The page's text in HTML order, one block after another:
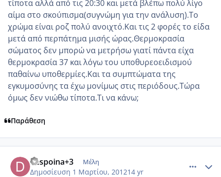
τίποτα αλλά από τις 20:30 και μετά βλέπω πολύ λίγο
αίμα στο σκούπισμα(συγνώμη για την ανάλυση).Το
χρώμα είναι ροζ πολύ ανοιχτό.Και τις 2 φορές το είδα
μετά από περπάτημα μισής ώρας.Θερμοκρασία
σώματος δεν μπορώ να μετρήσω γιατί πάντα είχα
θερμοκρασία 37 και λόγω του υποθυρεοειδισμού
παθαίνω υποθερμίες.Και τα συμπτώματα της
εγκυμοσύνης τα έχω μονίμως στις περιόδους.Τώρα
όμως δεν νιώθω τίποτα.Τι να κάνω;
Παράθεση
despoina+3 Μέλη
Δημοσίευση 1 Μαρτίου, 201214 yr